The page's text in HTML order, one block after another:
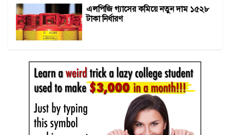
এলপিজি গ্যাসের কমিয়ে নতুন দাম ১৫২৮
টাকা নির্ধারণ